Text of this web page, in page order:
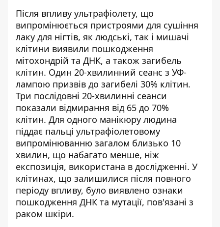
Після впливу ультрафіолету, що
випромінюється пристроями для сушіння
лаку для нігтів, як людські, так і мишачі
клітини виявили пошкодження
мітохондрій та ДНК, а також загибель
клітин. Один 20-хвилинний сеанс з УФ-
лампою призвів до загибелі 30% клітин.
Три послідовні 20-хвилинні сеанси
показали відмирання від 65 до 70%
клітин. Для одного манікюру людина
піддає пальці ультрафіолетовому
випромінюванню загалом близько 10
хвилин, що набагато менше, ніж
експозиція, використана в дослідженні. У
клітинах, що залишилися після повного
періоду впливу, було виявлено ознаки
пошкодження ДНК та мутації, пов'язані з
раком шкіри.